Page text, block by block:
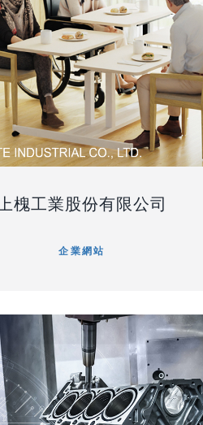
上槐工業股份有限公司
企業網站